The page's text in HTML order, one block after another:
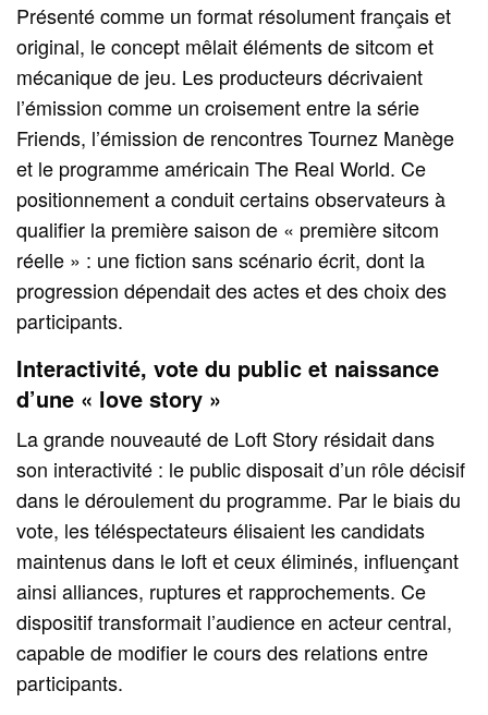
Présenté comme un format résolument français et
original, le concept mêlait éléments de sitcom et
mécanique de jeu. Les producteurs décrivaient
l’émission comme un croisement entre la série
Friends, l’émission de rencontres Tournez Manège
et le programme américain The Real World. Ce
positionnement a conduit certains observateurs à
qualifier la première saison de « première sitcom
réelle » : une fiction sans scénario écrit, dont la
progression dépendait des actes et des choix des
participants.
Interactivité, vote du public et naissance
d’une « love story »
La grande nouveauté de Loft Story résidait dans
son interactivité : le public disposait d’un rôle décisif
dans le déroulement du programme. Par le biais du
vote, les téléspectateurs élisaient les candidats
maintenus dans le loft et ceux éliminés, influençant
ainsi alliances, ruptures et rapprochements. Ce
dispositif transformait l’audience en acteur central,
capable de modifier le cours des relations entre
participants.